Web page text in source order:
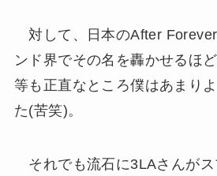
対して、日本のAfter
ンド界でその名を轟かせるほ
等も正直なところ僕はあまり
た(苦笑)。
それでも流石に3LAさんがス